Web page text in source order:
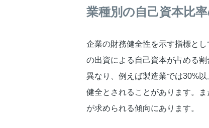
業種別の自己資本比
企業の財務健全性を示す指標と
の出資による自己資本が占める
異なり、例えば製造業では30%
健全とされることがあります。
が求められる傾向にあります。